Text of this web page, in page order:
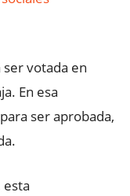
votada en
En esa
ser aprobada,
esta